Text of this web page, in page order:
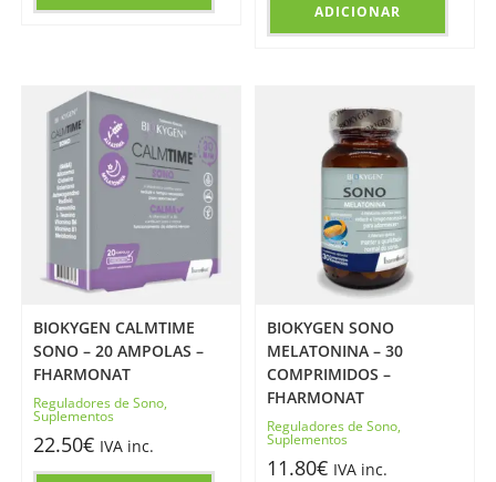
ADICIONAR
BIOKYGEN CALMTIME
SONO – 20 AMPOLAS –
FHARMONAT
Reguladores de Sono,
Suplementos
22.50€ IVA inc.
BIOKYGEN SONO
MELATONINA – 30
COMPRIMIDOS –
FHARMONAT
Reguladores de Sono,
Suplementos
11.80€ IVA inc.